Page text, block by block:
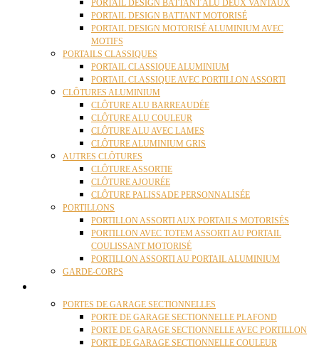
PORTAIL DESIGN BATTANT ALU DEUX VANTAUX
PORTAIL DESIGN BATTANT MOTORISÉ
PORTAIL DESIGN MOTORISÉ ALUMINIUM AVEC
MOTIFS
PORTAILS CLASSIQUES
PORTAIL CLASSIQUE ALUMINIUM
PORTAIL CLASSIQUE AVEC PORTILLON ASSORTI
CLÔTURES ALUMINIUM
CLÔTURE ALU BARREAUDÉE
CLÔTURE ALU COULEUR
CLÔTURE ALU AVEC LAMES
CLÔTURE ALUMINIUM GRIS
AUTRES CLÔTURES
CLÔTURE ASSORTIE
CLÔTURE AJOURÉE
CLÔTURE PALISSADE PERSONNALISÉE
PORTILLONS
PORTILLON ASSORTI AUX PORTAILS MOTORISÉS
PORTILLON AVEC TOTEM ASSORTI AU PORTAIL
COULISSANT MOTORISÉ
PORTILLON ASSORTI AU PORTAIL ALUMINIUM
GARDE-CORPS
PORTES DE GARAGE SECTIONNELLES
PORTE DE GARAGE SECTIONNELLE PLAFOND
PORTE DE GARAGE SECTIONNELLE AVEC PORTILLON
PORTE DE GARAGE SECTIONNELLE COULEUR